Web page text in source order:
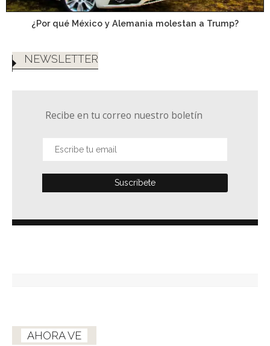
¿Por qué México y Alemania molestan a Trump?
NEWSLETTER
Recibe en tu correo nuestro boletín
AHORA VE